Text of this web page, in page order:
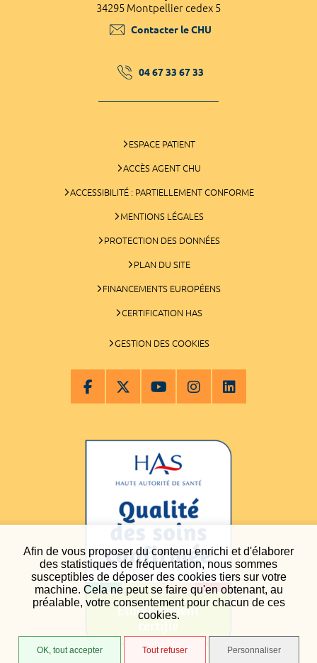
Afin de vous proposer du contenu enrichi et d'élaborer
des statistiques de fréquentation, nous sommes
susceptibles de déposer des cookies tiers sur votre
machine. Cela ne peut se faire qu'en obtenant, au
préalable, votre consentement pour chacun de ces
cookies.
OK, tout accepter Tout refuser Personnaliser
34295 Montpellier cedex 5
Contacter le CHU
04 67 33 67 33
ESPACE PATIENT
ACCÈS AGENT CHU
ACCESSIBILITÉ : PARTIELLEMENT CONFORME
MENTIONS LÉGALES
PROTECTION DES DONNÉES
PLAN DU SITE
FINANCEMENTS EUROPÉENS
CERTIFICATION HAS
GESTION DES COOKIES